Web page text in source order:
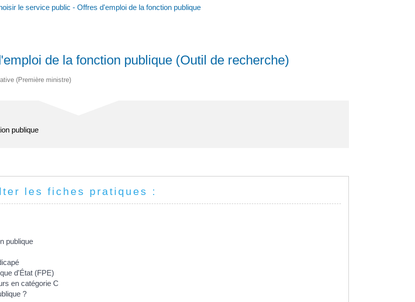
le service public - Offres d'emploi de la fonction publique
de la fonction publique (Outil de recherche)
(Première ministre)
publique
les fiches pratiques :
publique
d'État (FPE)
en catégorie C
?